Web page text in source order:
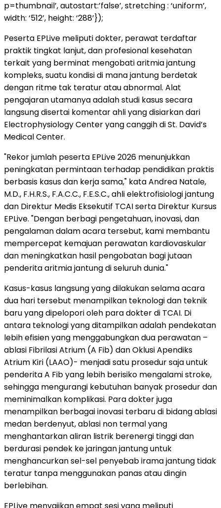
p=thumbnail’, autostart:’false’, stretching : ‘uniform’,
width: ‘512’, height: ‘288’});
Peserta EPLive meliputi dokter, perawat terdaftar
praktik tingkat lanjut, dan profesional kesehatan
terkait yang berminat mengobati aritmia jantung
kompleks, suatu kondisi di mana jantung berdetak
dengan ritme tak teratur atau abnormal. Alat
pengajaran utamanya adalah studi kasus secara
langsung disertai komentar ahli yang disiarkan dari
Electrophysiology Center yang canggih di St. David’s
Medical Center.
"Rekor jumlah peserta EPLive 2026 menunjukkan
peningkatan permintaan terhadap pendidikan praktis
berbasis kasus dan kerja sama," kata Andrea Natale,
M.D., F.H.R.S., F.A.C.C., F.E.S.C., ahli elektrofisiologi jantung
dan Direktur Medis Eksekutif TCAI serta Direktur Kursus
EPLive. "Dengan berbagi pengetahuan, inovasi, dan
pengalaman dalam acara tersebut, kami membantu
mempercepat kemajuan perawatan kardiovaskular
dan meningkatkan hasil pengobatan bagi jutaan
penderita aritmia jantung di seluruh dunia."
Kasus-kasus langsung yang dilakukan selama acara
dua hari tersebut menampilkan teknologi dan teknik
baru yang dipelopori oleh para dokter di TCAI. Di
antara teknologi yang ditampilkan adalah pendekatan
lebih efisien yang menggabungkan dua perawatan –
ablasi Fibrilasi Atrium (A Fib) dan Oklusi Apendiks
Atrium Kiri (LAAO)- menjadi satu prosedur saja untuk
penderita A Fib yang lebih berisiko mengalami stroke,
sehingga mengurangi kebutuhan banyak prosedur dan
meminimalkan komplikasi. Para dokter juga
menampilkan berbagai inovasi terbaru di bidang ablasi
medan berdenyut, ablasi non termal yang
menghantarkan aliran listrik berenergi tinggi dan
berdurasi pendek ke jaringan jantung untuk
menghancurkan sel-sel penyebab irama jantung tidak
teratur tanpa menggunakan panas atau dingin
berlebihan.
EPLive menyajikan empat sesi yang meliputi